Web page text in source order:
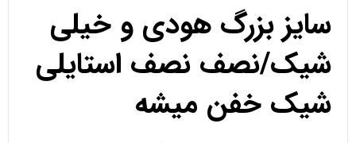
سایز بزرگ هودی و خیلی
شیک/نصف نصف استایلی
شیک خفن میشه